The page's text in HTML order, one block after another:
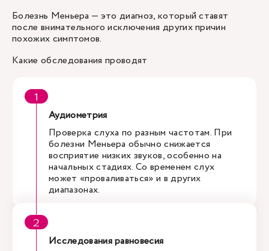
Болезнь Меньера — это диагноз, который ставят
после внимательного исключения других причин
похожих симптомов.
Какие обследования проводят
Аудиометрия
Проверка слуха по разным частотам. При
болезни Меньера обычно снижается
восприятие низких звуков, особенно на
начальных стадиях. Со временем слух
может «проваливаться» и в других
диапазонах.
Исследования равновесия